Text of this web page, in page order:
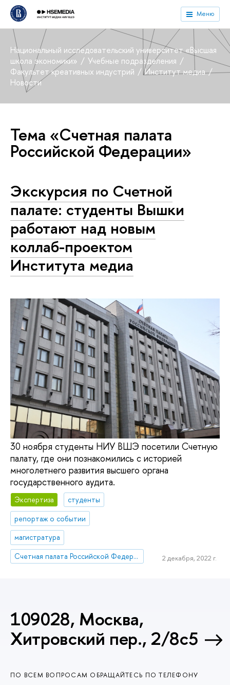
Меню
Национальный исследовательский университет «Высшая
школа экономики»
Учебные подразделения
Факультет креативных индустрий
Институт медиа
Новости
Тема «Счетная палата
Российской Федерации»
Экскурсия по Счетной
палате: студенты Вышки
работают над новым
коллаб-проектом
Института медиа
30 ноября студенты НИУ ВШЭ посетили Счетную
палату, где они познакомились с историей
многолетнего развития высшего органа
государственного аудита.
Экспертиза
студенты
репортаж о событии
магистратура
Счетная палата Российской Федерации
2 декабря, 2022 г.
109028, Москва,
Хитровский пер., 2/8с5
ПО ВСЕМ ВОПРОСАМ ОБРАЩАЙТЕСЬ ПО ТЕЛЕФОНУ